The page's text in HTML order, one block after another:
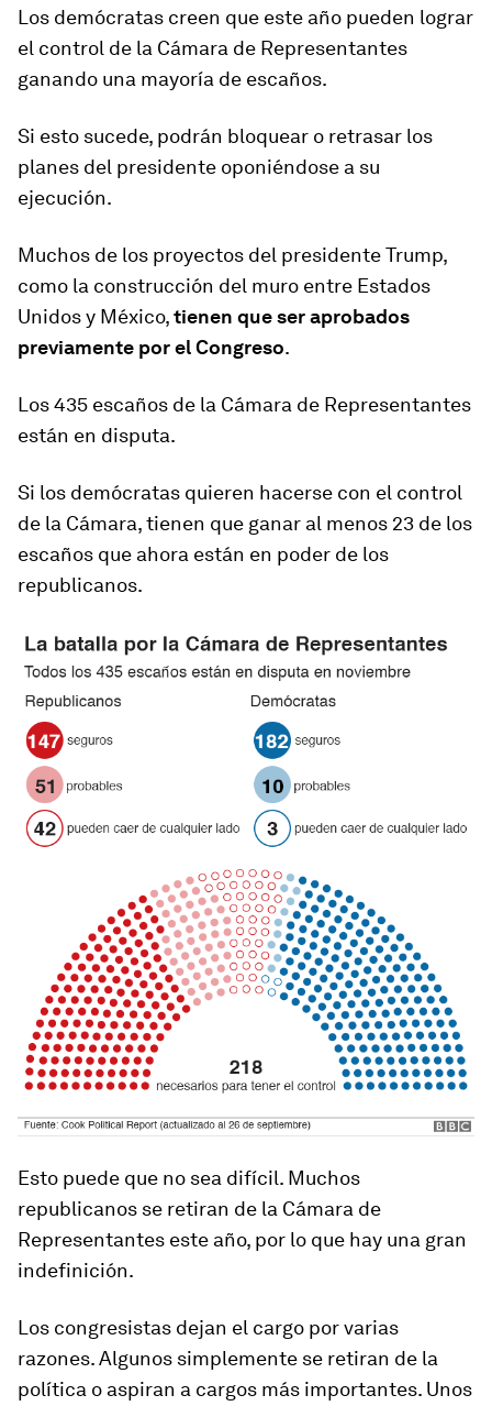
Los demócratas creen que este año pueden lograr
el control de la Cámara de Representantes
ganando una mayoría de escaños.
Si esto sucede, podrán bloquear o retrasar los
planes del presidente oponiéndose a su
ejecución.
Muchos de los proyectos del presidente Trump,
como la construcción del muro entre Estados
Unidos y México,tienen que ser aprobados
previamente por el Congreso.
Los 435 escaños de la Cámara de Representantes
están en disputa.
Si los demócratas quieren hacerse con el control
de la Cámara, tienen que ganar al menos 23 de los
escaños que ahora están en poder de los
republicanos.
Esto puede que no sea difícil. Muchos
republicanos se retiran de la Cámara de
Representantes este año, por lo que hay una gran
indefinición.
Los congresistas dejan el cargo por varias
razones. Algunos simplemente se retiran de la
política o aspiran a cargos más importantes. Unos